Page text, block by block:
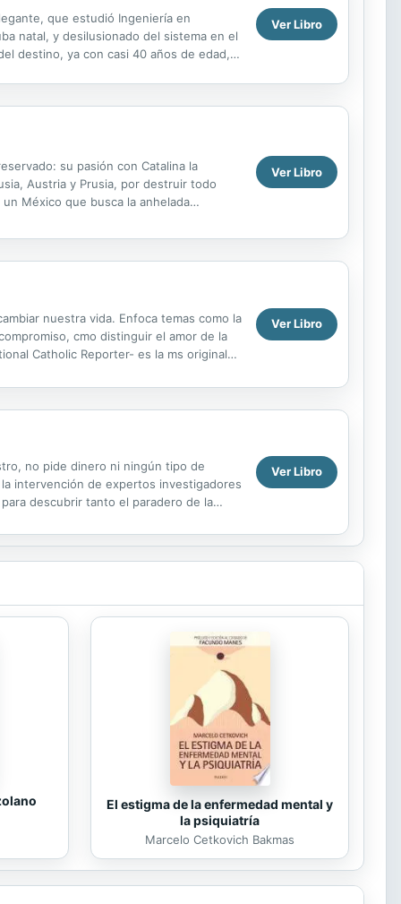
que estudió Ingeniería en
natal, y desilusionado del sistema en el
destino, ya con casi 40 años de edad,
Ver Libro
su pasión con Catalina la
Austria y Prusia, por destruir todo
México que busca la anhelada
Ver Libro
nuestra vida. Enfoca temas como la
cmo distinguir el amor de la
Catholic Reporter- es la ms original
Ver Libro
no pide dinero ni ningún tipo de
intervención de expertos investigadores
descubrir tanto el paradero de la
Ver Libro
El estigma de la enfermedad mental y
la psiquiatría
Marcelo Cetkovich Bakmas